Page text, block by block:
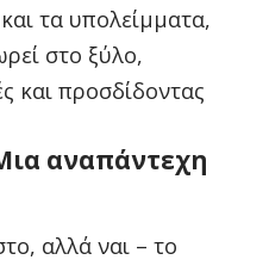
τα υπολείμματα,
στο ξύλο,
και προσδίδοντας
αναπάντεχη
αλλά ναι – το